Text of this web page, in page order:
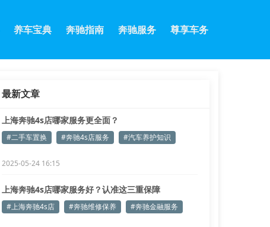
养车宝典 奔驰指南 奔驰服务 尊享车务
最新文章
上海奔驰4s店哪家服务更全面？
#二手车置换 #奔驰4s店服务 #汽车养护知识
2025-05-24 16:15
上海奔驰4s店哪家服务好？认准这三重保障
#上海奔驰4s店 #奔驰维修保养 #奔驰金融服务